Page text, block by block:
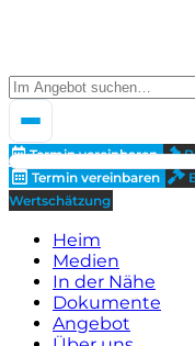
Termin vereinbaren
Termin vereinbaren
Wertschätzung
Heim
Medien
In der Nähe
Dokumente
Angebot